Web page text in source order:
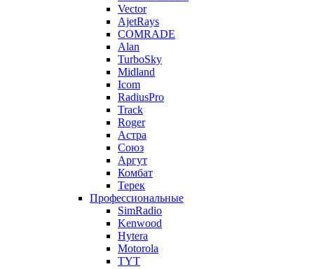
Vector
AjetRays
COMRADE
Alan
TurboSky
Midland
Icom
RadiusPro
Track
Roger
Астра
Союз
Аргут
Комбат
Терек
Профессиональные
SimRadio
Kenwood
Hytera
Motorola
TYT